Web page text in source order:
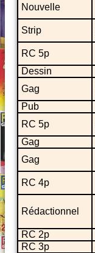
Nouvelle
Strip
RC 5p
Dessin
Gag
Pub
RC 5p
Gag
Gag
RC 4p
Rédactionnel
RC 2p
RC 3p